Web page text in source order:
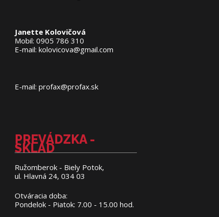
Janette Kolovičová
Mobil: 0905 786 310
E-mail: kolovicova@gmail.com
E-mail: profax@profax.sk
PREVÁDZKA -
SKLAD
Ružomberok - Biely Potok,
ul. Hlavná 24, 034 03
Otváracia doba:
Pondelok - Piatok: 7.00 - 15.00 hod.